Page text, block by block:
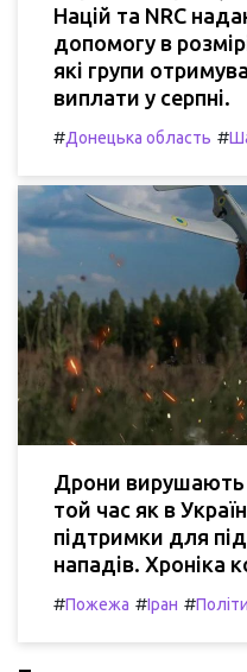
Націй та NRC
допомогу в
які групи
виплати у серпні.
#Донецька область #
Дрони вирушають
той час як в
підтримки для
нападів. Хроніка
#Пожежа #Іран #